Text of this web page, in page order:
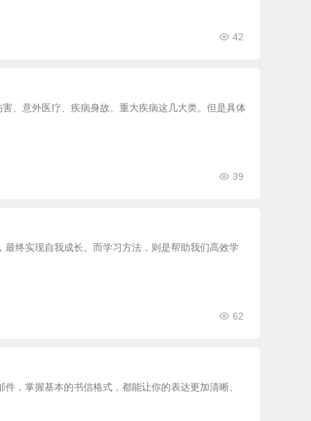
42
、意外医疗、疾病身故、重大疾病这几大类。但是具体
39
终实现自我成长。而学习方法，则是帮助我们高效学
62
，掌握基本的书信格式，都能让你的表达更加清晰、